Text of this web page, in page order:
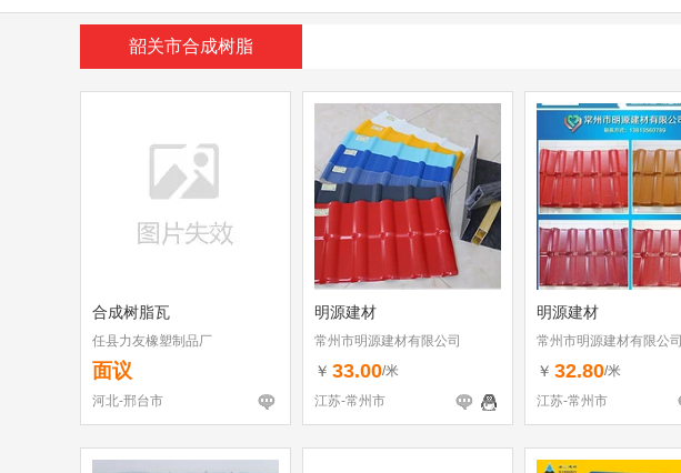
韶关市合成树脂
合成树脂瓦
任县力友橡塑制品厂
面议
河北-邢台市
明源建材
常州市明源建材有限公司
￥ 33.00/米
江苏-常州市
明源建材
常州市明源建材有限公司
￥ 32.80/米
江苏-常州市